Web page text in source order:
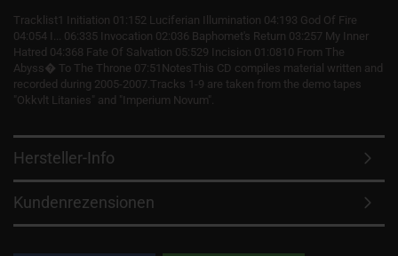
Tracklist1 Initiation 01:152 Luciferian Illumination 04:193 God Of Fire
04:054 I... 06:335 Invocation 02:036 Baphomet's Return 03:257 My Inner
Hatred 04:368 Fate Of Salvation 05:529 Incision 01:0810 From The
Abyss� To The Throne 07:51NotesThis CD compiles material written and
recorded during 2005-2007.Tracks 1-9 are taken from the demo tapes
"Okkvlt Litanies" and "Imperium Novum".
Hersteller-Info
Kundenrezensionen